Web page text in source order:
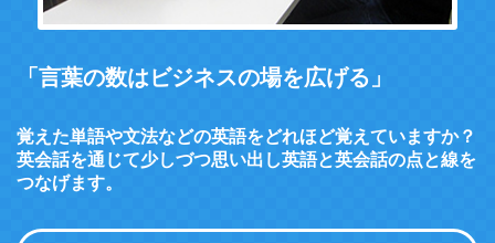
「言葉の数はビジネスの場を広げる」
覚えた単語や文法などの英語をどれほど覚えていますか？
英会話を通じて少しづつ思い出し英語と英会話の点と線を
つなげます。